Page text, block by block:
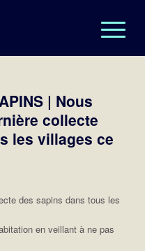
| Nous
collecte
les villages ce
des sapins dans tous les
en veillant à ne pas